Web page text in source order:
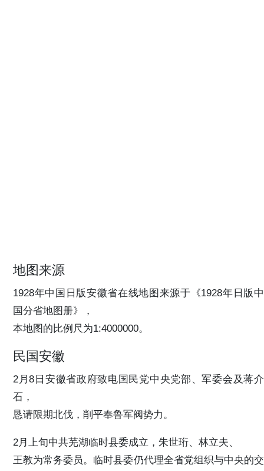
地图来源
1928年中国日版安徽省在线地图来源于《1928年日版中
国分省地图册》，
本地图的比例尺为1:4000000。
民国安徽
2月8日安徽省政府致电国民党中央党部、军委会及蒋介
石，
恳请限期北伐，削平奉鲁军阀势力。
2月上旬中共芜湖临时县委成立，朱世珩、林立夫、
王教为常务委员。临时县委仍代理全省党组织与中央的交